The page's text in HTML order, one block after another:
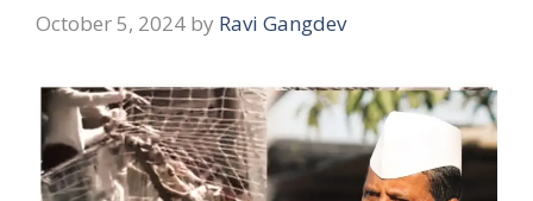
October 5, 2024 by Ravi Gangdev